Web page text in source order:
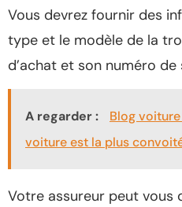
Vous devrez fournir des
type et le modèle de la
d’achat et son numéro de
A regarder :
Blog
voiture est la plus
Votre assureur peut vous